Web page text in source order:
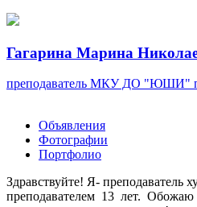
Гагарина Марина
преподаватель МКУ ДО "ЮШИ"
Объявления
Фотографии
Портфолио
Здравствуйте! Я-
преподавателем 13 лет.